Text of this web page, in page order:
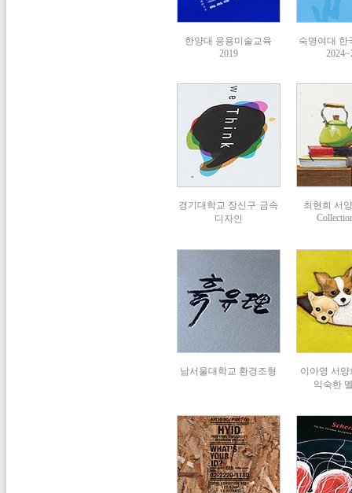
한양대 응용미술교육
2019
숙명여대 한
경기대학교 장신구·금속
디자인
최현희 서
남서울대학교 환경조형
이아영 서
익숙한